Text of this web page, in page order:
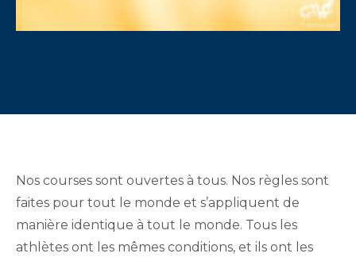
Nos courses sont ouvertes à tous. Nos règles sont
faites pour tout le monde et s’appliquent de
manière identique à tout le monde. Tous les
athlètes ont les mêmes conditions, et ils ont les